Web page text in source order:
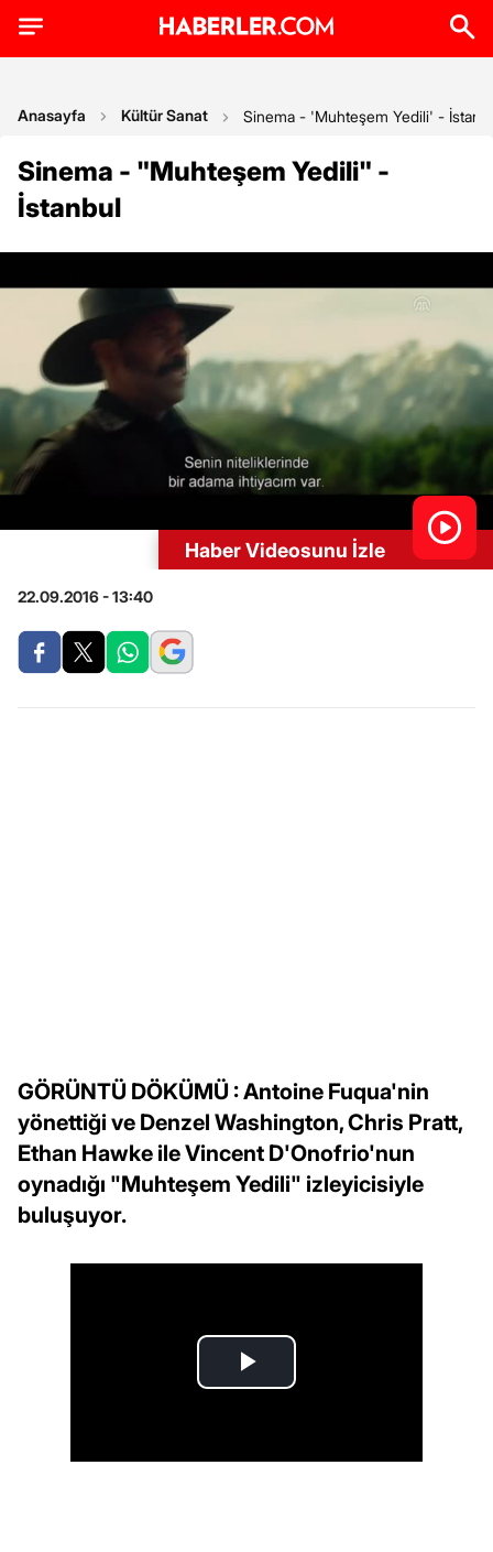
Anasayfa Kültür Sanat Sinema - 'Muhteşem Yedili' -
Sinema - "Muhteşem Yedili" -
İstanbul
Haber Videosunu İzle
22.09.2016 - 13:40
GÖRÜNTÜ DÖKÜMÜ : Antoine Fuqua'nin
yönettiği ve Denzel Washington, Chris Pratt,
Ethan Hawke ile Vincent D'Onofrio'nun
oynadığı "Muhteşem Yedili" izleyicisiyle
buluşuyor.